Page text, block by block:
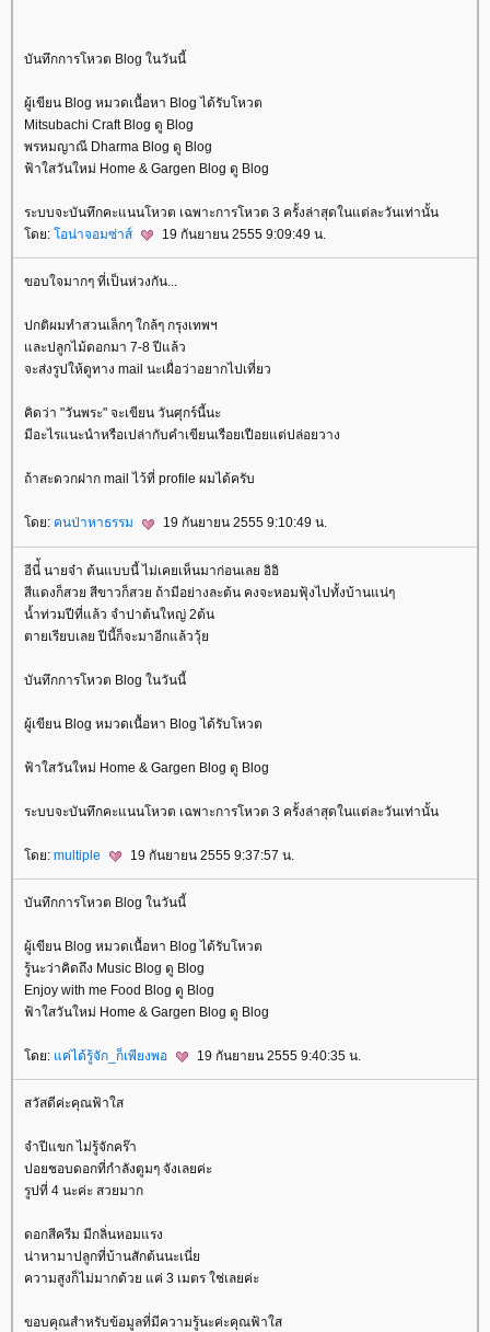
บันทึกการโหวต Blog ในวันนี้
ผู้เขียน Blog หมวดเนื้อหา Blog ได้รับโหวต
Mitsubachi Craft Blog ดู Blog
พรหมญาณี Dharma Blog ดู Blog
ฟ้าใสวันใหม่ Home & Gargen Blog ดู Blog
ระบบจะบันทึกคะแนนโหวต เฉพาะการโหวต 3 ครั้งล่าสุดในแต่ละวันเท่านั้น
ดย: อน่าจอมซ่าส์ 19 กันยายน 2555 9:09:49 น.
ขอบใจมากๆ ที่เป็นห่วงกัน...
ปกติผมทำสวนเล็กๆ ใกล้ๆ กรุงเทพฯ
ละปลูกไม้ดอกมา 7-8 ปีแล้ว
จะส่งรูปให้ดูทาง mail นะเผื่อว่าอยากไปเที่ยว
คิดว่า "วันพระ" จะเขียน วันศุกร์นี้นะ
มีอะไรแนะนำหรือเปล่ากับคำเขียนเรือยเปือยแต่ปล่อยวาง
ถ้าสะดวกฝาก mail ไว้ที่ profile ผมได้ครับ
ดย: คนป่าหาธรรม 19 กันยายน 2555 9:10:49 น.
อีนี่้ นายจ๋า ต้นแบบนี้ ไม่เคยเห็นมาก่อนเลย อิอิ
สีแดงก็สวย สีขาวก็สวย ถ้ามีอย่างละต้น คงจะหอมฟุ้งไปทั้งบ้านแน่ๆ
น้ำท่วมปีที่แล้ว จำปาต้นใหญ่ 2ต้น
ตายเรียบเลย ปีนี้ก็จะมาอีกแล้ววุ้
บันทึกการโหวต Blog ในวันนี้
ผู้เขียน Blog หมวดเนื้อหา Blog ได้รับโหวต
ฟ้าใสวันใหม่ Home & Gargen Blog ดู Blog
ระบบจะบันทึกคะแนนโหวต เฉพาะการโหวต 3 ครั้งล่าสุดในแต่ละวันเท่านั้น
ดย: multiple 19 กันยายน 2555 9:37:57 น.
บันทึกการโหวต Blog ในวันนี้
ผู้เขียน Blog หมวดเนื้อหา Blog ได้รับโหวต
รู้นะว่าคิดถึง Music Blog ดู Blog
Enjoy with me Food Blog ดู Blog
ฟ้าใสวันใหม่ Home & Gargen Blog ดู Blog
ดย: ค่ได้รู้จัก_ก็เพียงพอ 19 กันยายน 2555 9:40:35 น.
สวัสดีค่ะคุณฟ้าใส
จำปีแขก ไม่รู้จักคร๊า
ปอยชอบดอกที่กำลังตูมๆ จังเลยค่ะ
รูปที่ 4 นะค่ะ สวยมาก
ดอกสีครีม มีกลิ่นหอมแรง
น่าหามาปลูกที่บ้านสักต้นนะเนี่
ความสูงก็ไม่มากด้วย แค่ 3 เมตร ใช่เลยค่ะ
ขอบคุณสำหรับข้อมูลที่มีความรู้นะค่ะคุณฟ้าใส